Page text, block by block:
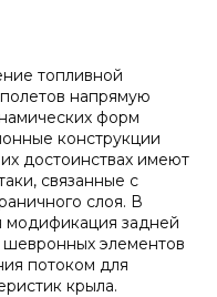
топливной
напрямую
форм
конструкции
достоинствах имеют
связанные с
слоя. В
модификация задней
элементов
потоком для
крыла.